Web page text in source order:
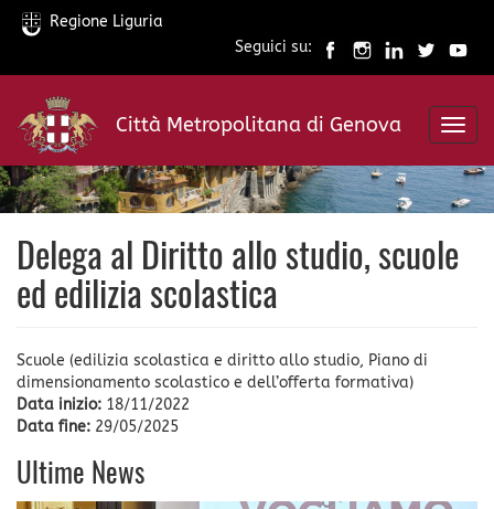
Salta
contenuto
principale
Regione Liguria
Seguici su:
Città Metropolitana di Genova
Delega al Diritto allo studio, scuole
ed edilizia scolastica
Scuole (edilizia scolastica e diritto allo studio, Piano di
dimensionamento scolastico e dell’offerta formativa)
Data inizio: 18/11/2022
Data fine: 29/05/2025
Ultime News